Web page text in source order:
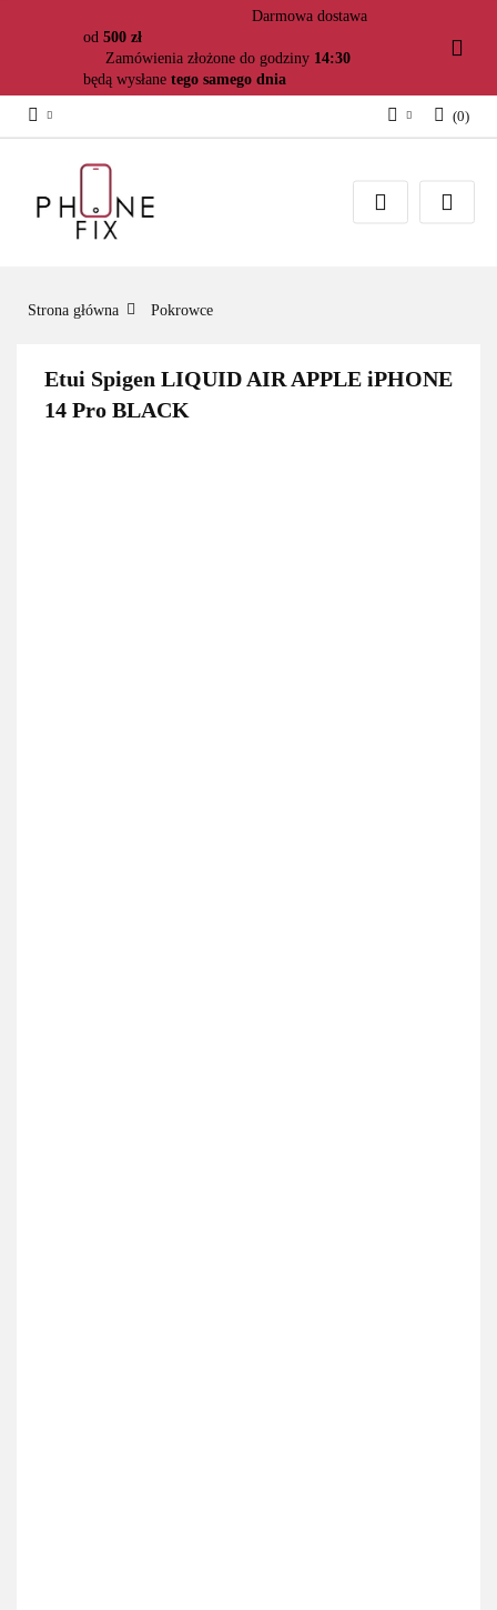
Darmowa dostawa
od 500 zł
Zamówienia złożone do godziny 14:30
będą wysłane tego samego dnia
Załóż konto
(0)
Strona główna Pokrowce
Etui Spigen LIQUID AIR APPLE iPHONE
14 Pro BLACK